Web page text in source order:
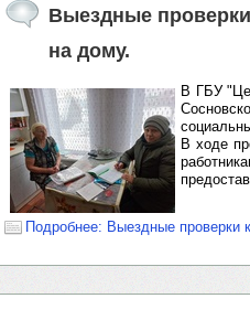
Выездные
на дому.
В ГБУ
⁣В ходе
Подробнее: Выездные проверки